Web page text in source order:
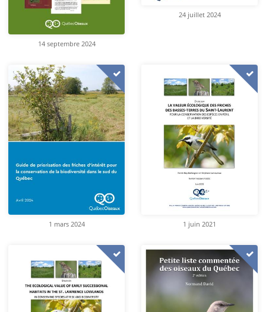
14 septembre 2024
24 juillet 2024
1 mars 2024 1 juin 2021